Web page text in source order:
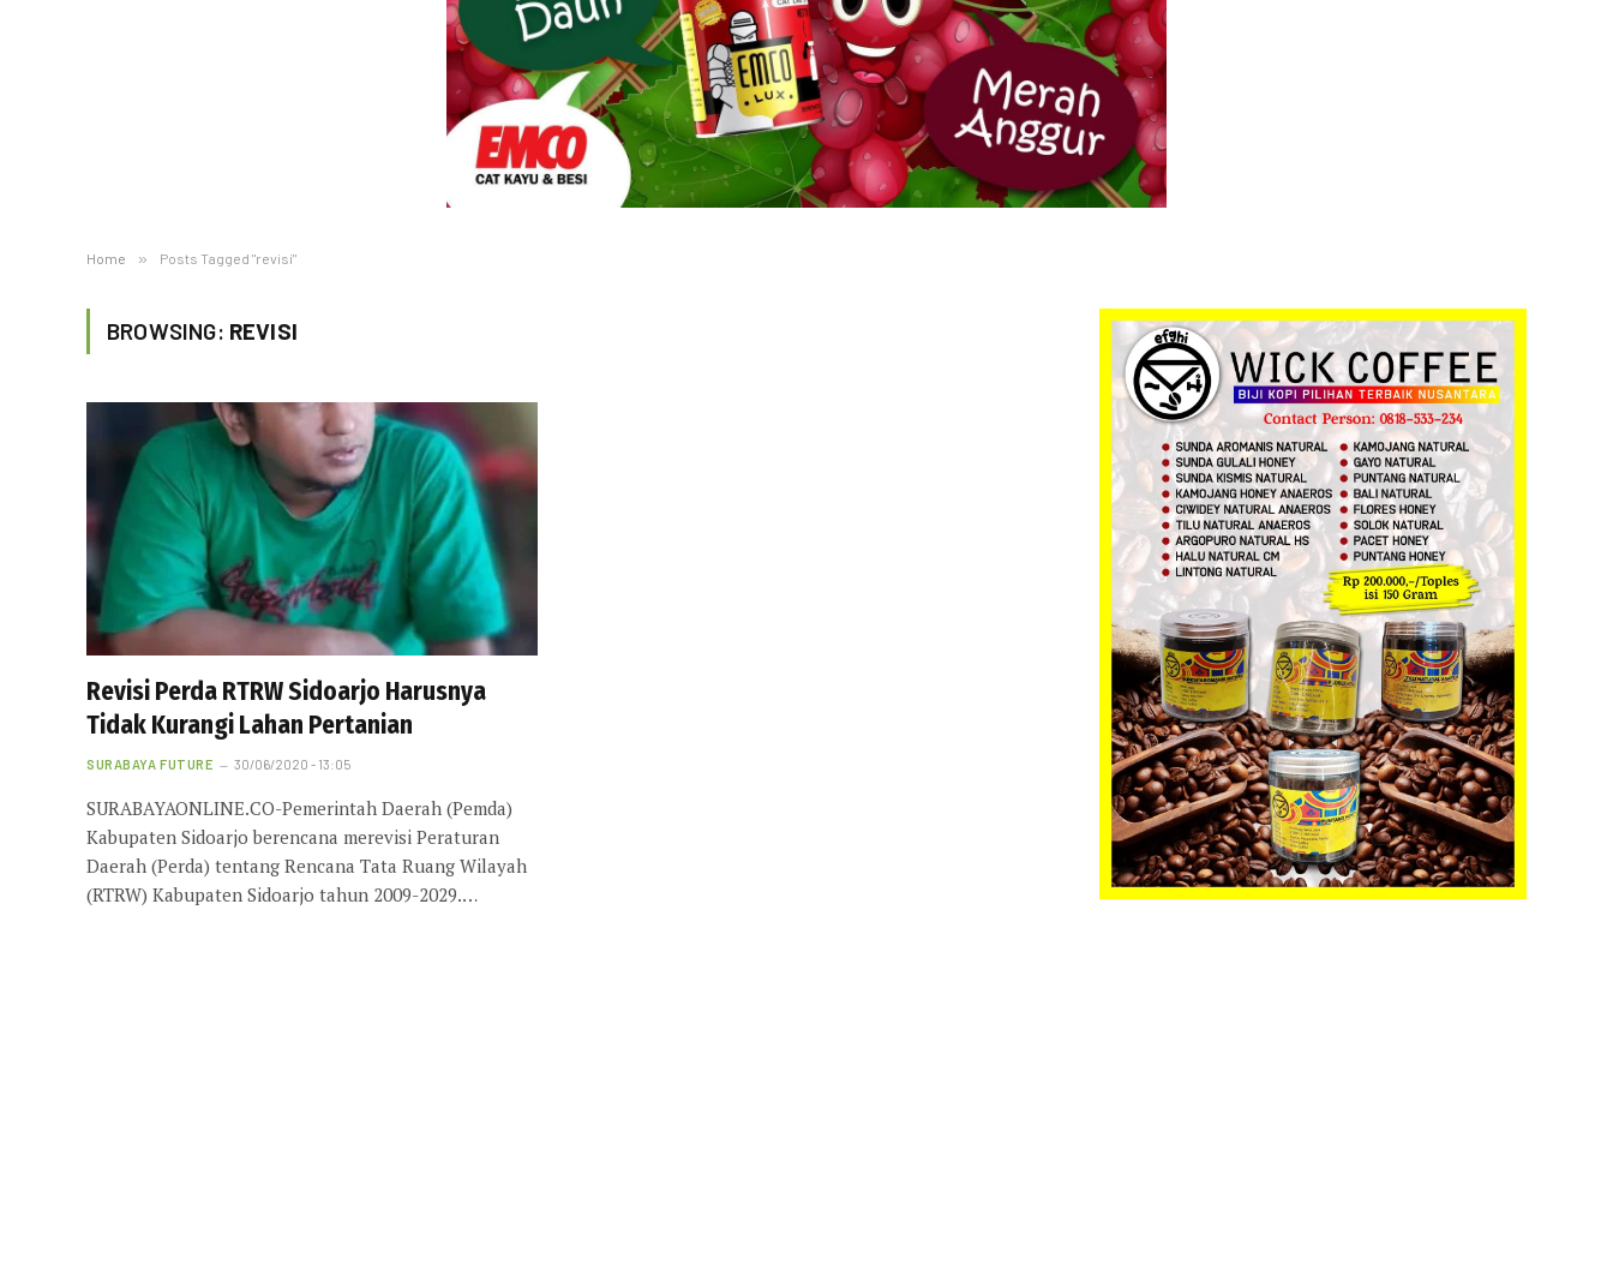
Home » Posts Tagged "revisi"
BROWSING: REVISI
Revisi Perda RTRW Sidoarjo Harusnya
Tidak Kurangi Lahan Pertanian
SURABAYA FUTURE 30/06/2020 - 13:05
SURABAYAONLINE.CO-Pemerintah Daerah (Pemda)
Kabupaten Sidoarjo berencana merevisi Peraturan
Daerah (Perda) tentang Rencana Tata Ruang Wilayah
(RTRW) Kabupaten Sidoarjo tahun 2009-2029.…